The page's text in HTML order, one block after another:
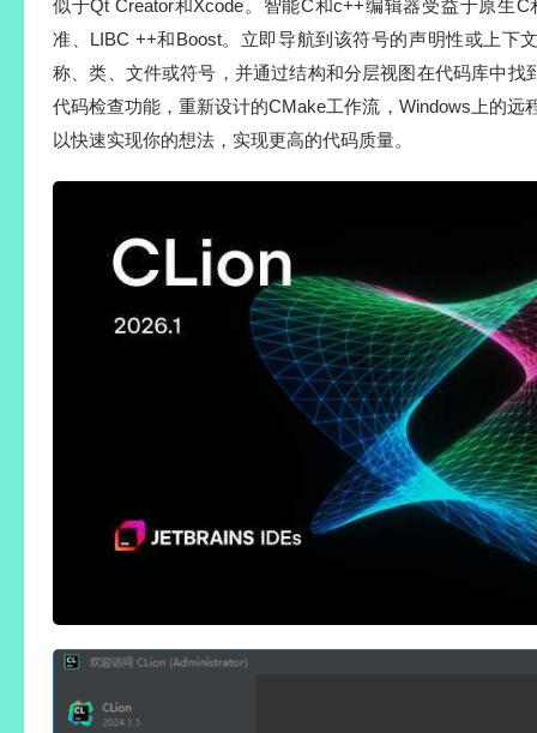
似于Qt Creator和Xcode。智能C和c++编辑器受益于原生
准、LIBC ++和Boost。立即导航到该符号的声明性或上下
称、类、文件或符号，并通过结构和分层视图在代码库中找
代码检查功能，重新设计的CMake工作流，Windows上的远
以快速实现你的想法，实现更高的代码质量。